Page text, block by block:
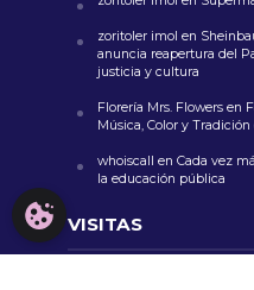
zoritoler imol en
anuncia reapertura del
justicia y cultura
Florería Mrs. Flowersen
Música, Color y Tradición
whoiscall en Cada vez
la educación pública
VISITAS
CONFIGURACIÓN DE